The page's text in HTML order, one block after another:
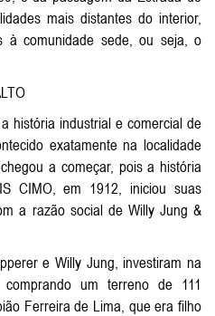
mais distantes do interior,
à comunidade sede, ou seja, o
industrial e comercial de
exatamente na localidade
a começar, pois a história
CIMO, em 1912, iniciou suas
a razão social de Willy Jung &
e Willy Jung, investiram na
um terreno de 111
Ferreira de Lima, que era filho